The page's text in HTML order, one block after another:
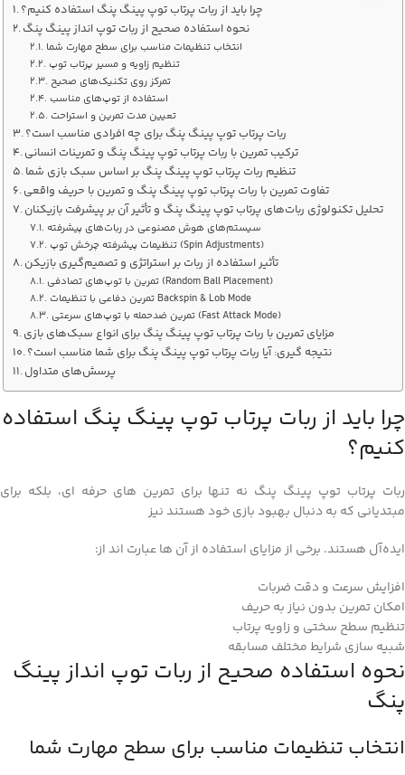
چرا باید از ربات پرتاب توپ پینگ پنگ استفاده کنیم؟
نحوه استفاده صحیح از ربات توپ‌ انداز پینگ پنگ
انتخاب تنظیمات مناسب برای سطح مهارت شما
تنظیم زاویه و مسیر پرتاب توپ
تمرکز روی تکنیک‌های صحیح
استفاده از توپ‌های مناسب
تعیین مدت تمرین و استراحت
ربات پرتاب توپ پینگ پنگ برای چه افرادی مناسب است؟
ترکیب تمرین با ربات پرتاب توپ پینگ پنگ و تمرینات انسانی
تنظیم ربات پرتاب توپ پینگ پنگ بر اساس سبک بازی شما
تفاوت تمرین با ربات پرتاب توپ پینگ پنگ و تمرین با حریف واقعی
تحلیل تکنولوژی ربات‌های پرتاب توپ پینگ پنگ و تأثیر آن بر پیشرفت بازیکنان
سیستم‌های هوش مصنوعی در ربات‌های پیشرفته
تنظیمات پیشرفته چرخش توپ (Spin Adjustments)
تأثیر استفاده از ربات بر استراتژی و تصمیم‌گیری بازیکن
تمرین با توپ‌های تصادفی (Random Ball Placement)
تمرین دفاعی با تنظیمات Backspin & Lob Mode
تمرین ضدحمله با توپ‌های سرعتی (Fast Attack Mode)
مزایای تمرین با ربات پرتاب توپ پینگ پنگ برای انواع سبک‌های بازی
نتیجه‌ گیری: آیا ربات پرتاب توپ پینگ پنگ برای شما مناسب است؟
پرسش‌های متداول
چرا باید از ربات پرتاب توپ پینگ پنگ استفاده
کنیم؟
ربات پرتاب توپ پینگ پنگ نه‌ تنها برای تمرین‌ های حرفه‌ ای، بلکه برای
مبتدیانی که به دنبال بهبود بازی خود هستند نیز
ایده‌آل هستند. برخی از مزایای استفاده از آن‌ ها عبارت‌ اند از:
افزایش سرعت و دقت ضربات
امکان تمرین بدون نیاز به حریف
تنظیم سطح سختی و زاویه پرتاب
شبیه‌ سازی شرایط مختلف مسابقه
نحوه استفاده صحیح از ربات توپ‌ انداز پینگ
پنگ
انتخاب تنظیمات مناسب برای سطح مهارت شما